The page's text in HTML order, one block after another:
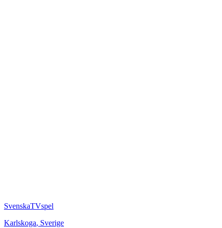
SvenskaTVspel
Karlskoga, Sverige